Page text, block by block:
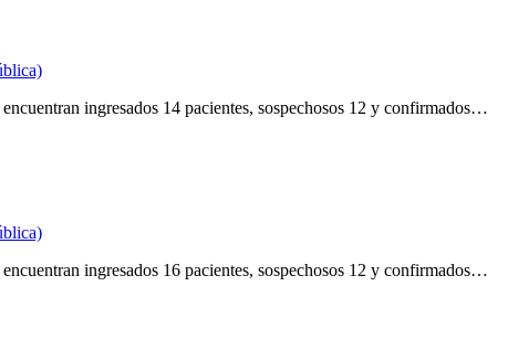
ingresados 14 pacientes, sospechosos 12 y confirmados…
ingresados 16 pacientes, sospechosos 12 y confirmados…